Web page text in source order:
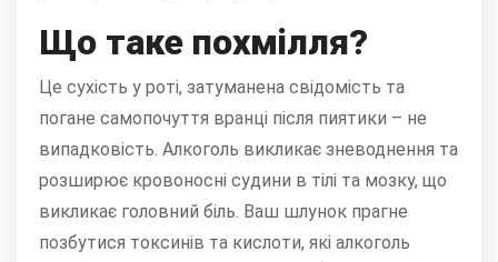
Що таке похмілля?
Це сухість у роті, затуманена свідомість та
погане самопочуття вранці після пиятики – не
випадковість. Алкоголь викликає зневоднення та
розширює кровоносні судини в тілі та мозку, що
викликає головний біль. Ваш шлунок прагне
позбутися токсинів та кислоти, які алкоголь